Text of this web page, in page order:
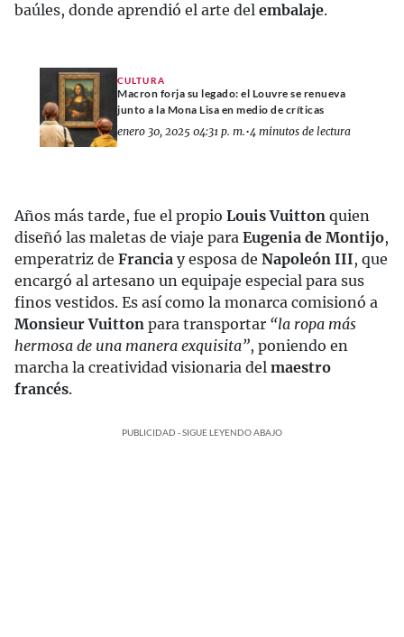
baúles, donde aprendió el arte del embalaje.
CULTURA
Macron forja su legado: el Louvre se renueva
junto a la Mona Lisa en medio de críticas
enero 30, 2025 04:31 p. m.•4 minutos de lectura
Años más tarde, fue el propio Louis Vuitton quien
diseñó las maletas de viaje para Eugenia de Montijo,
emperatriz de Francia y esposa de Napoleón III, que
encargó al artesano un equipaje especial para sus
finos vestidos. Es así como la monarca comisionó a
Monsieur Vuitton para transportar “la ropa más
hermosa de una manera exquisita”, poniendo en
marcha la creatividad visionaria del maestro
francés.
PUBLICIDAD - SIGUE LEYENDO ABAJO